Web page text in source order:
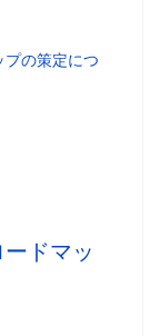
ドマッ